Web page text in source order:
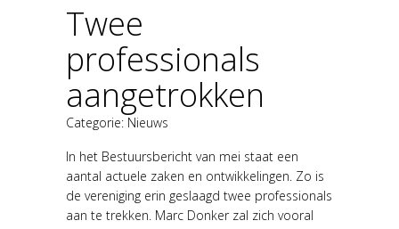
Twee
professionals
aangetrokken
Categorie: Nieuws
In het Bestuursbericht van mei staat een
aantal actuele zaken en ontwikkelingen. Zo is
de vereniging erin geslaagd twee professionals
aan te trekken. Marc Donker zal zich vooral